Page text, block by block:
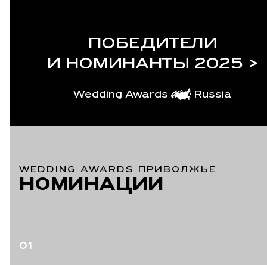
ПОБЕДИТЕЛИ
И НОМИНАНТЫ 2025 >
Wedding Awards Russia
WEDDING AWARDS ПРИВОЛЖЬЕ
НОМИНАЦИИ
01